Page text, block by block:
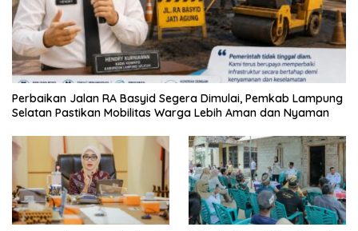
Perbaikan Jalan RA Basyid Segera Dimulai, Pemkab Lampung
Selatan Pastikan Mobilitas Warga Lebih Aman dan Nyaman